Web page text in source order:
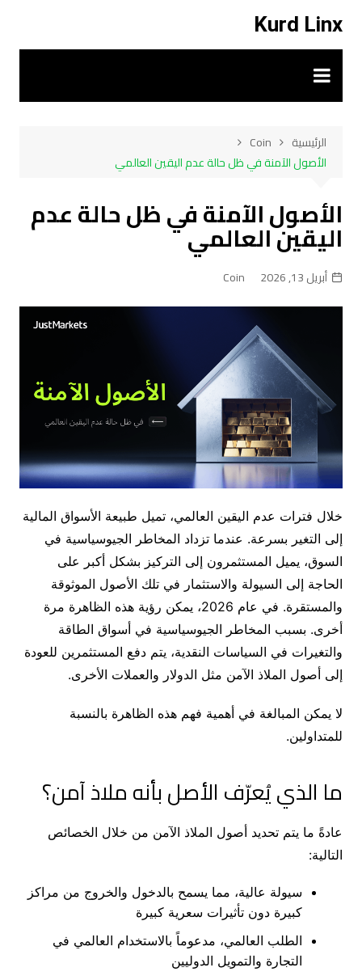
المحتوى
Kurd Linx
الرئيسية
Coin
الأصول الآمنة في ظل حالة عدم اليقين العالمي
الأصول الآمنة في ظل حالة عدم
اليقين العالمي
أبريل 13, 2026 Coin
خلال فترات عدم اليقين العالمي، تميل طبيعة الأسواق المالية
إلى التغير بسرعة. عندما تزداد المخاطر الجيوسياسية في
السوق، يميل المستثمرون إلى التركيز بشكل أكبر على
الحاجة إلى السيولة والاستثمار في تلك الأصول الموثوقة
والمستقرة. في عام 2026، يمكن رؤية هذه الظاهرة مرة
أخرى. بسبب المخاطر الجيوسياسية في أسواق الطاقة
والتغيرات في السياسات النقدية، يتم دفع المستثمرين للعودة
إلى أصول الملاذ الآمن مثل الدولار والعملات الأخرى.
لا يمكن المبالغة في أهمية فهم هذه الظاهرة بالنسبة
للمتداولين.
ما الذي يُعرّف الأصل بأنه ملاذ آمن؟
عادةً ما يتم تحديد أصول الملاذ الآمن من خلال الخصائص
التالية:
سيولة عالية، مما يسمح بالدخول والخروج من مراكز
كبيرة دون تأثيرات سعرية كبيرة
الطلب العالمي، مدعوماً بالاستخدام العالمي في
التجارة والتمويل الدوليين